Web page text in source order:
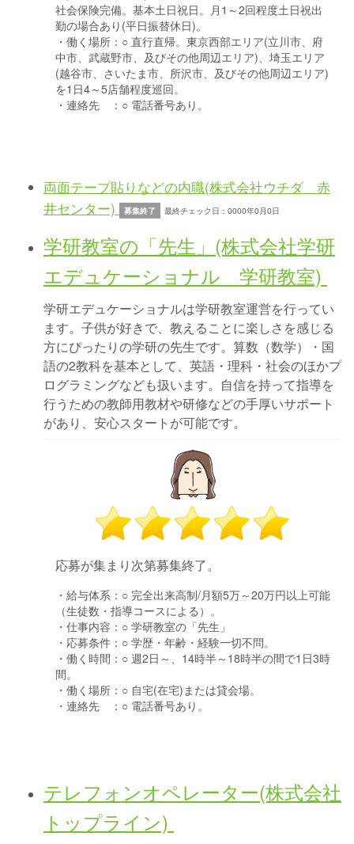
社会保険完備。基本土日祝日。月1～2回程度土日祝出
勤の場合あり(平日振替休日)。
・働く場所： ○ 直行直帰。東京西部エリア(立川市、府
中市、武蔵野市、及びその他周辺エリア)、埼玉エリア
(越谷市、さいたま市、所沢市、及びその他周辺エリア)
を1日4～5店舗程度巡回。
・連絡先 ： ○ 電話番号あり。
両面テープ貼りなどの内職(株式会社ウチダ 赤
井センター)
募集終了 最終チェック日：0000年0月0日
学研教室の「先生」(株式会社学研
エデュケーショナル 学研教室)
学研エデュケーショナルは学研教室運営を行ってい
ます。子供が好きで、教えることに楽しさを感じる
方にぴったりの学研の先生です。算数（数学）・国
語の2教科を基本として、英語・理科・社会のほかプ
ログラミングなども扱います。自信を持って指導を
行うための教師用教材や研修などの手厚いサポート
があり、安心スタートが可能です。
応募が集まり次第募集終了。
・給与体系： ○ 完全出来高制/月額5万～20万円以上可能
（生徒数・指導コースによる）。
・仕事内容： ○ 学研教室の「先生」
・応募条件： ○ 学歴・年齢・経験一切不問。
・働く時間： ○ 週2日～、14時半～18時半の間で1日3時
間。
・働く場所： ○ 自宅(在宅)または貸会場。
・連絡先 ： ○ 電話番号あり。
テレフォンオペレーター(株式会社
トップライン)